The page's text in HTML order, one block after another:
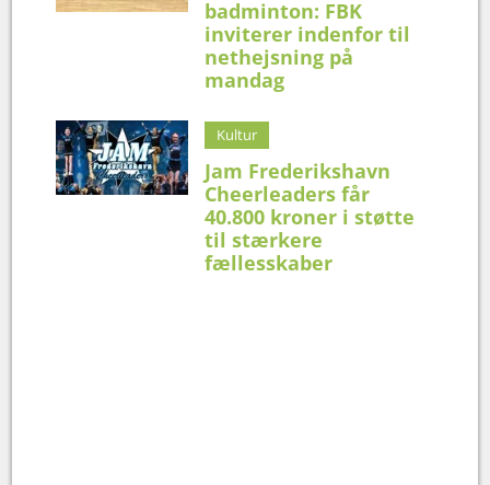
badminton: FBK
inviterer indenfor til
nethejsning på
mandag
Kultur
Jam Frederikshavn
Cheerleaders får
40.800 kroner i støtte
til stærkere
fællesskaber